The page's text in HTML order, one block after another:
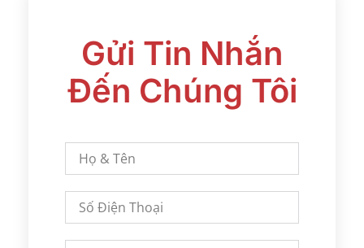
Gửi Tin Nhắn
Đến Chúng Tôi